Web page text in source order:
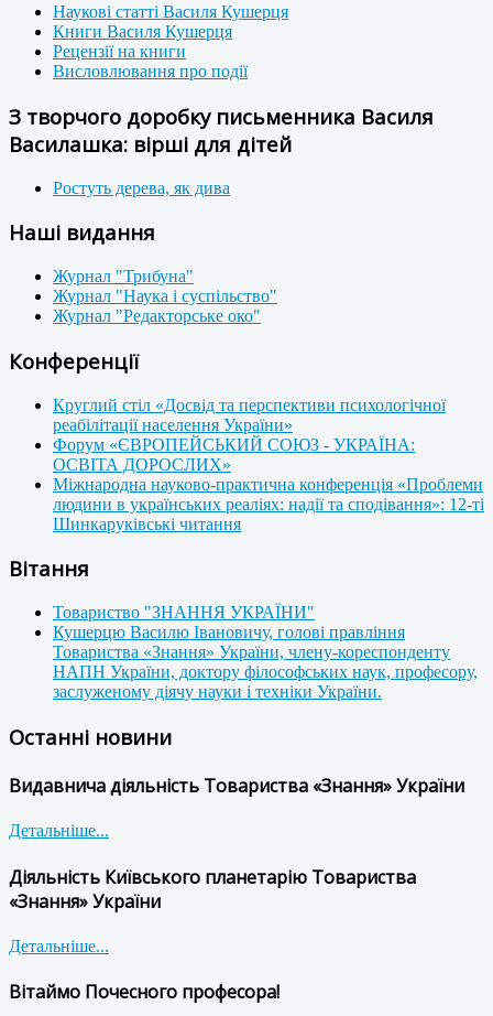
Наукові статті Василя Кушерця
Книги Василя Кушерця
Рецензії на книги
Висловлювання про події
З творчого доробку письменника Василя
Василашка: вірші для дітей
Ростуть дерева, як дива
Наші видання
Журнал "Трибуна"
Журнал "Наука і суспільство"
Журнал "Редакторське око"
Конференції
Круглий стіл «Досвід та перспективи психологічної
реабілітації населення України»
Форум «ЄВРОПЕЙСЬКИЙ СОЮЗ - УКРАЇНА:
ОСВІТА ДОРОСЛИХ»
Міжнародна науково-практична конференція «Проблеми
людини в українських реаліях: надії та сподівання»: 12-ті
Шинкаруківські читання
Вітання
Товариство "ЗНАННЯ УКРАЇНИ"
Кушерцю Василю Івановичу, голові правління
Товариства «Знання» України, члену-кореспонденту
НАПН України, доктору філософських наук, професору,
заслуженому діячу науки і техніки України.
Останні новини
Видавнича діяльність Товариства «Знання» України
Детальніше...
Діяльність Київського планетарію Товариства
«Знання» України
Детальніше...
Вітаймо Почесного професора!